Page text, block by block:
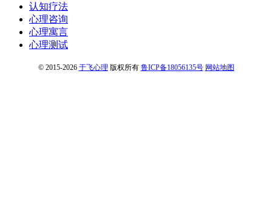
认知疗法
心理咨询
心理寓言
心理测试
© 2015-2026 于飞心理 版权所有 鲁ICP备18056135号 网站地图